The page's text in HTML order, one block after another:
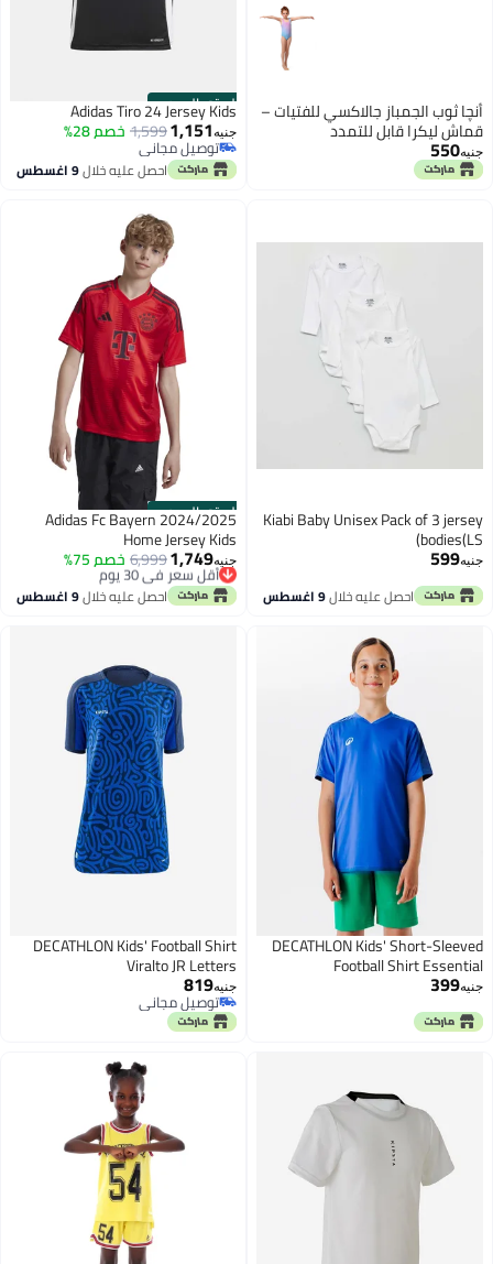
أنچا ثوب الجمباز جالاكسي للفتيات –
قماش ليكرا قابل للتمدد
جنيه550
الستور الرسمي
Adidas Tiro 24 Jersey Kids
جنيه1,151
1,599خصم 28%
توصيل مجاني
توصيل مجانياحصل عليه خلال9 اغسطس
Kiabi Baby Unisex Pack of 3 jersey
bodies(LS)
جنيه599
احصل عليه خلال9 اغسطس
الستور الرسمي
Adidas Fc Bayern 2024/2025
Home Jersey Kids
جنيه1,749
6,999خصم 75% أقل سعر في 30 يوم
توصيل مجاني
أقل سعر في 30 يوماحصل عليه خلال9 اغسطس
DECATHLON Kids' Short-Sleeved
Football Shirt Essential
جنيه399
DECATHLON Kids' Football Shirt
Viralto JR Letters
جنيه819
توصيل مجاني
توصيل مجاني